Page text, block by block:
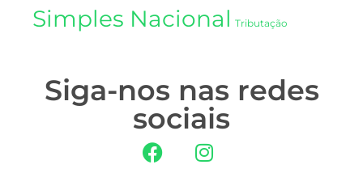
Simples Nacional Tributação
Siga-nos nas redes
sociais